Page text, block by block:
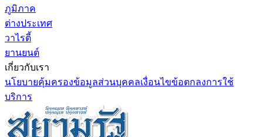
ภูมิภาค
ต่างประเทศ
วาไรตี้
ยานยนต์
เกี่ยวกับเรา
นโยบายคุ้มครองข้อมูลส่วนบุคคลเงื่อนไขข้อตกลงการใช้
บริการ